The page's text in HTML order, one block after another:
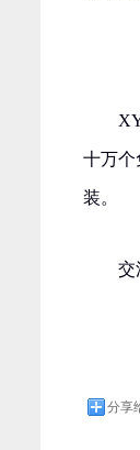
十万个
装。
交
分享